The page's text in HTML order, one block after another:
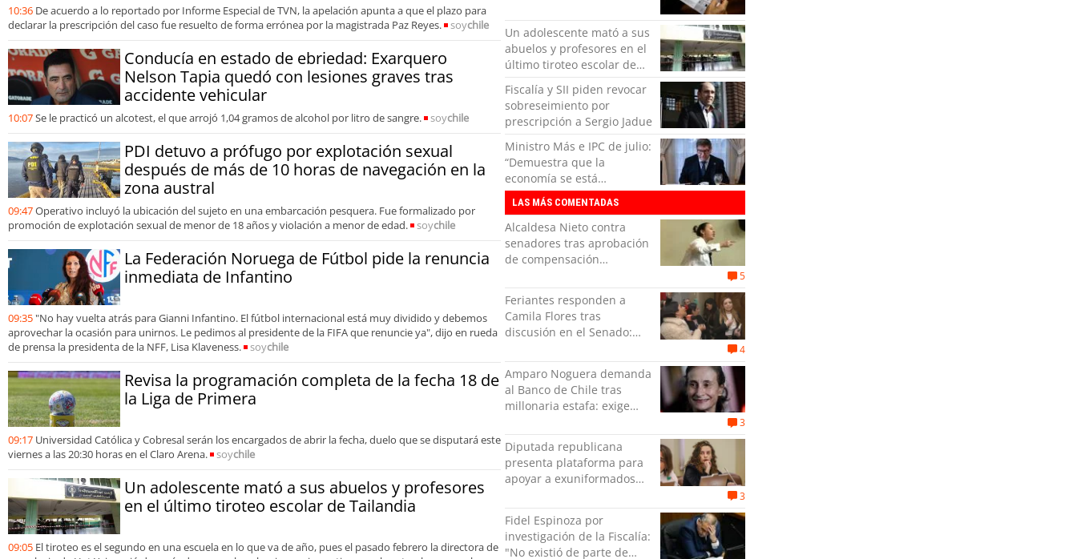
10:36 De acuerdo a lo reportado por Informe Especial de TVN, la apelación apunta a que el plazo para
declarar la prescripción del caso fue resuelto de forma errónea por la magistrada Paz Reyes.
soychile
Conducía en estado de ebriedad: Exarquero
Nelson Tapia quedó con lesiones graves tras
accidente vehicular
10:07Se le practicó un alcotest, el que arrojó 1,04 gramos de alcohol por litro de sangre. soychile
PDI detuvo a prófugo por explotación sexual
después de más de 10 horas de navegación en la
zona austral
09:47Operativo incluyó la ubicación del sujeto en una embarcación pesquera. Fue formalizado por
promoción de explotación sexual de menor de 18 años y violación a menor de edad.
soychile
La Federación Noruega de Fútbol pide la renuncia
inmediata de Infantino
09:35 "No hay vuelta atrás para Gianni Infantino. El fútbol internacional está muy dividido y debemos
aprovechar la ocasión para unirnos. Le pedimos al presidente de la FIFA que renuncie ya", dijo en rueda
de prensa la presidenta de la NFF, Lisa Klaveness.
soychile
Revisa la programación completa de la fecha 18 de
la Liga de Primera
09:17 Universidad Católica y Cobresal serán los encargados de abrir la fecha, duelo que se disputará este
viernes a las 20:30 horas en el Claro Arena.
soychile
Un adolescente mató a sus abuelos y profesores
en el último tiroteo escolar de Tailandia
09:05 El tiroteo es el segundo en una escuela en lo que va de año, pues el pasado febrero la directora de
Un adolescente mató a sus
abuelos y profesores en el
último tiroteo escolar de
Tailandia
Fiscalía y SII piden revocar
sobreseimiento por
prescripción a Sergio Jadue
Ministro Más e IPC de julio:
“Demuestra que la
economía se está
encauzando a la
estabilidad”
LAS MÁS COMENTADAS
Alcaldesa Nieto contra
senadores tras aprobación
de compensación
indolente"
5
Feriantes responden a
Camila Flores tras
discusión en el Senado:
orgullo”
4
Amparo Noguera demanda
al Banco de Chile tras
millonaria estafa: exige
3
Diputada republicana
presenta plataforma para
apoyar a exuniformados
social
3
Fidel Espinoza por
investigación de la Fiscalía:
"No existió de parte de